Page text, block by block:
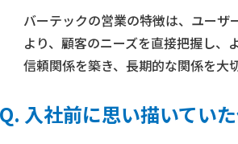
バーテックの営業の特徴は、ユーザ
より、顧客のニーズを直接把握し、
信頼関係を築き、長期的な関係を大
入社前に思い描いてい